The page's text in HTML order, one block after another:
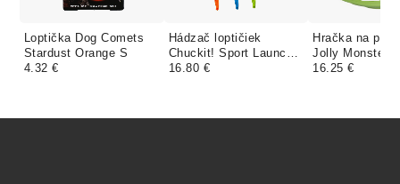
Loptička Dog Comets
Stardust Orange S
4.32 €
Hádzač loptičiek
Chuckit! Sport Launcher
L - 66 cm
16.80 €
Hračka na
Jolly Monster
cm
16.25 €